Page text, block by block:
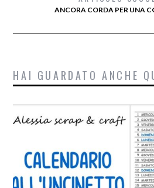
ANCORA CORDA PER UNA
HAI GUARDATO ANCHE